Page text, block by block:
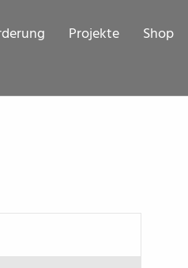
Projekte Shop